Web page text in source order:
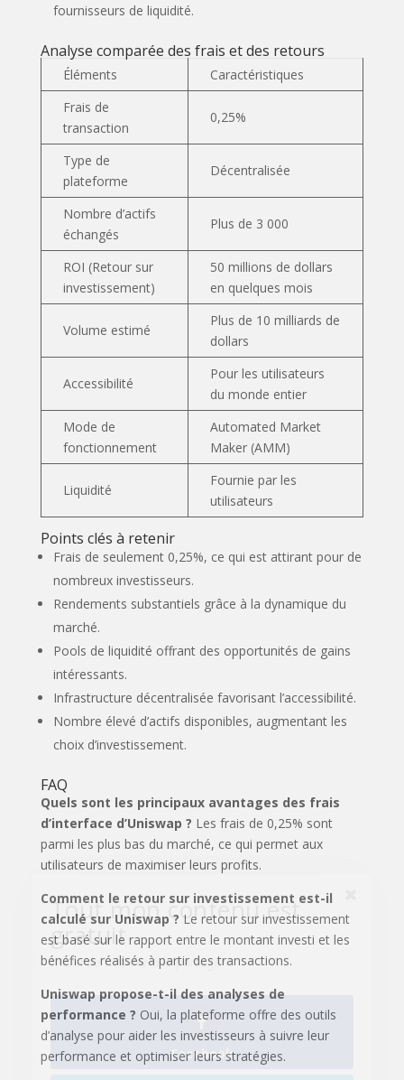
fournisseurs de liquidité.
Analyse comparée des frais et des retours
Éléments
Caractéristiques
Frais de
transaction
0,25%
Type de
plateforme
Décentralisée
Nombre d’actifs
échangés
Plus de 3 000
ROI (Retour sur
investissement)
50 millions de dollars
en quelques mois
Volume estimé
Plus de 10 milliards de
dollars
Accessibilité
Pour les utilisateurs
du monde entier
Mode de
fonctionnement
Automated Market
Maker (AMM)
Liquidité
Fournie par les
utilisateurs
Points clés à retenir
Frais de seulement 0,25%, ce qui est attirant pour de
nombreux investisseurs.
Rendements substantiels grâce à la dynamique du
marché.
Pools de liquidité offrant des opportunités de gains
intéressants.
Infrastructure décentralisée favorisant l’accessibilité.
Nombre élevé d’actifs disponibles, augmentant les
choix d’investissement.
FAQ
Quels sont les principaux avantages des frais
d’interface d’Uniswap ? Les frais de 0,25% sont
parmi les plus bas du marché, ce qui permet aux
utilisateurs de maximiser leurs profits.
Comment le retour sur investissement est-il
calculé sur Uniswap ? Le retour sur investissement
est basé sur le rapport entre le montant investi et les
bénéfices réalisés à partir des transactions.
Uniswap propose-t-il des analyses de
performance ? Oui, la plateforme offre des outils
d’analyse pour aider les investisseurs à suivre leur
performance et optimiser leurs stratégies.
Tout mon contenu est
gratuit
Facebook
Twitter
Pinterest